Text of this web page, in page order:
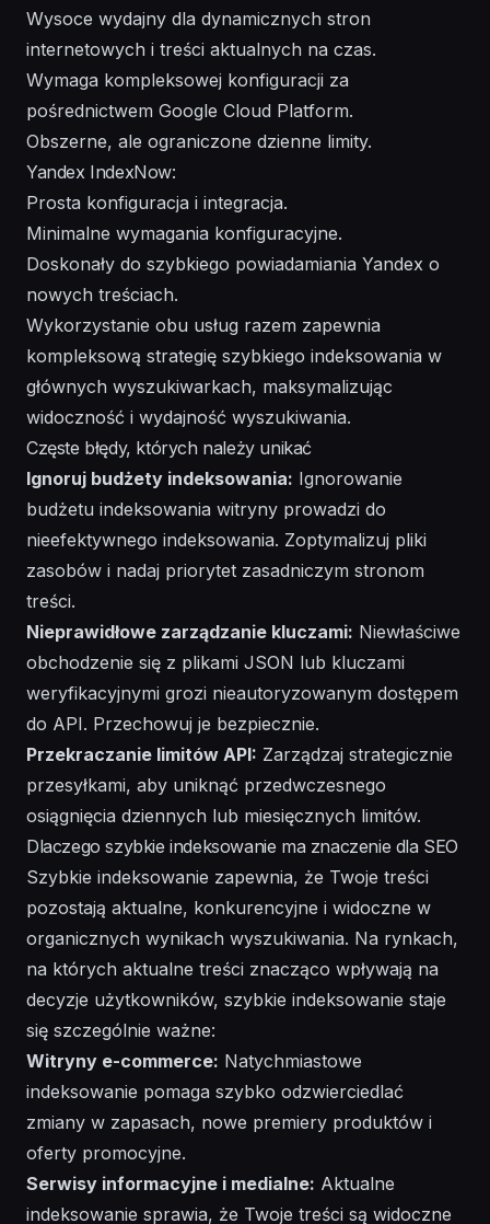
Wysoce wydajny dla dynamicznych stron
internetowych i treści aktualnych na czas.
Wymaga kompleksowej konfiguracji za
pośrednictwem Google Cloud Platform.
Obszerne, ale ograniczone dzienne limity.
Yandex IndexNow:
Prosta konfiguracja i integracja.
Minimalne wymagania konfiguracyjne.
Doskonały do szybkiego powiadamiania Yandex o
nowych treściach.
Wykorzystanie obu usług razem zapewnia
kompleksową strategię szybkiego indeksowania w
głównych wyszukiwarkach, maksymalizując
widoczność i wydajność wyszukiwania.
Częste błędy, których należy unikać
Ignoruj budżety indeksowania: Ignorowanie
budżetu indeksowania witryny prowadzi do
nieefektywnego indeksowania. Zoptymalizuj pliki
zasobów i nadaj priorytet zasadniczym stronom
treści.
Nieprawidłowe zarządzanie kluczami: Niewłaściwe
obchodzenie się z plikami JSON lub kluczami
weryfikacyjnymi grozi nieautoryzowanym dostępem
do API. Przechowuj je bezpiecznie.
Przekraczanie limitów API: Zarządzaj strategicznie
przesyłkami, aby uniknąć przedwczesnego
osiągnięcia dziennych lub miesięcznych limitów.
Dlaczego szybkie indeksowanie ma znaczenie dla SEO
Szybkie indeksowanie zapewnia, że Twoje treści
pozostają aktualne, konkurencyjne i widoczne w
organicznych wynikach wyszukiwania. Na rynkach,
na których aktualne treści znacząco wpływają na
decyzje użytkowników, szybkie indeksowanie staje
się szczególnie ważne:
Witryny e-commerce: Natychmiastowe
indeksowanie pomaga szybko odzwierciedlać
zmiany w zapasach, nowe premiery produktów i
oferty promocyjne.
Serwisy informacyjne i medialne: Aktualne
indeksowanie sprawia, że Twoje treści są widoczne